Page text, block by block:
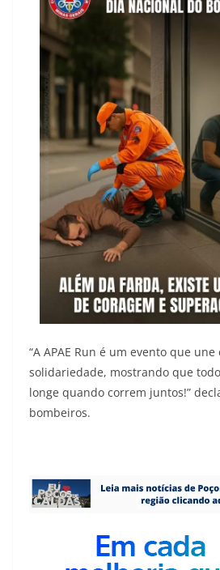
“A APAE Run é um evento que une
solidariedade, mostrando que
longe quando correm juntos!”
bombeiros.